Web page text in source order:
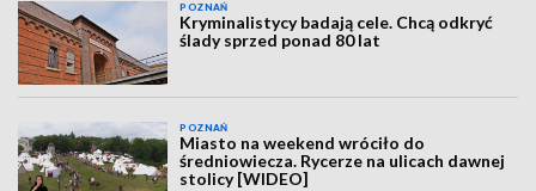
POZNAŃ
Kryminalistycy badają cele. Chcą odkryć
ślady sprzed ponad 80 lat
POZNAŃ
Miasto na weekend wróciło do
średniowiecza. Rycerze na ulicach dawnej
stolicy [WIDEO]